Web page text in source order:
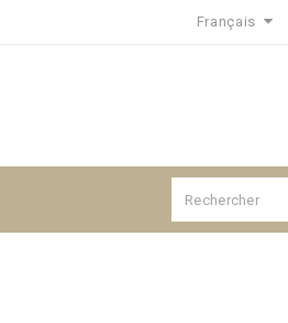
Français